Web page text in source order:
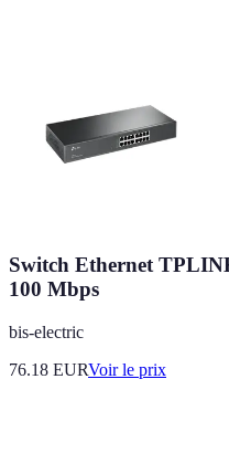
Switch Ethernet
100 Mbps
bis-electric
76.18 EURVoir le prix